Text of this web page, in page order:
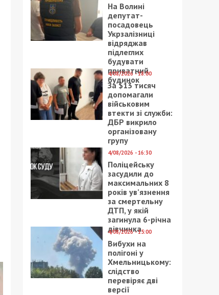
На Волині
депутат-
посадовець
Укрзалізниці
відряджав
підлеглих
будувати
приватний
будинок
4/08/2026 - 18:00
За $13 тисяч
допомагали
військовим
втекти зі служби:
ДБР викрило
організовану
групу
4/08/2026 - 16:30
Поліцейську
засудили до
максимальних 8
років ув’язнення
за смертельну
ДТП, у якій
загинула 6-річна
дівчинка
4/08/2026 - 15:00
Вибухи на
полігоні у
Хмельницькому:
слідство
перевіряє дві
версії